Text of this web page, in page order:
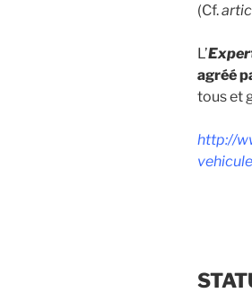
(Cf.
L’
agréé
tous et
http://